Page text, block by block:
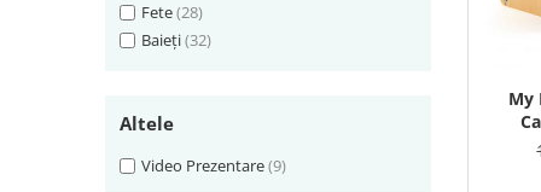
Fete(28)
Baieți(32)
Altele
Video Prezentare(9)
My